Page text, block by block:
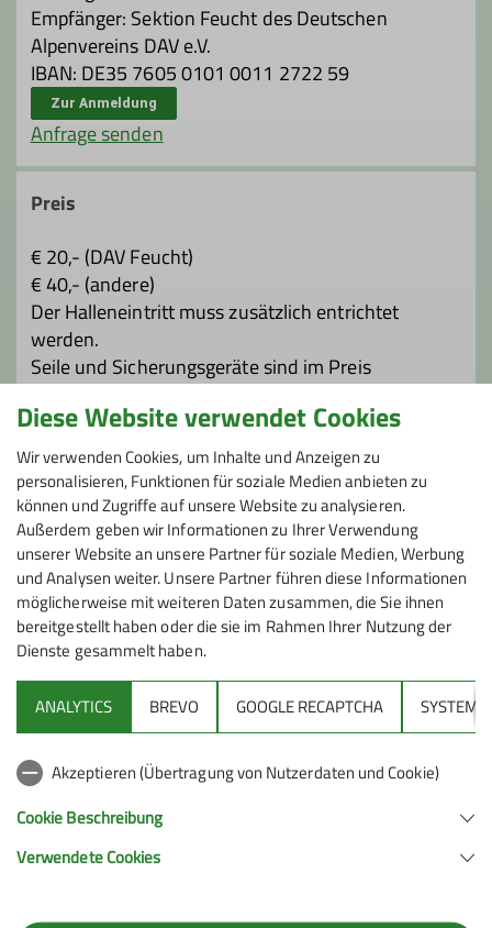
Empfänger: Sektion Feucht des Deutschen
Alpenvereins DAV e.V.
IBAN: DE35 7605 0101 0011 2722 59
Zur Anmeldung
Anfrage senden
Preis
€ 20,- (DAV Feucht)
€ 40,- (andere)
Der Halleneintritt muss zusätzlich entrichtet
werden.
Seile und Sicherungsgeräte sind im Preis
inbegriffen, Klettergurt und Kletterschuhe können
bei Bedarf gg. Gebühr für den Kurs geliehen
werden.
Maximale Teilnehmeranzahl
6
Sektion
Gruppen
90537 Feucht
Diese Website verwendet Cookies
Wir verwenden Cookies, um Inhalte und Anzeigen zu
personalisieren, Funktionen für soziale Medien anbieten zu
können und Zugriffe auf unsere Website zu analysieren.
Außerdem geben wir Informationen zu Ihrer Verwendung
unserer Website an unsere Partner für soziale Medien, Werbung
und Analysen weiter. Unsere Partner führen diese Informationen
möglicherweise mit weiteren Daten zusammen, die Sie ihnen
bereitgestellt haben oder die sie im Rahmen Ihrer Nutzung der
Dienste gesammelt haben.
ANALYTICS BREVO GOOGLE RECAPTCHA SYSTEM
Akzeptieren (Übertragung von Nutzerdaten und Cookie)
Cookie Beschreibung
Verwendete Cookies